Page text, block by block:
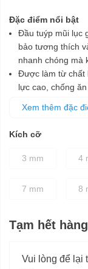
Đặc điểm nổi bật
Đầu tuýp mũi lục
bảo tương thích
nhanh chóng mà
Được làm từ chất
lực cao, chống
Phần đế được
Xem thêm đặc
Kích cỡ
3 mm 4
7 mm 8
Tạm hết hàng
Vui lòng để lại